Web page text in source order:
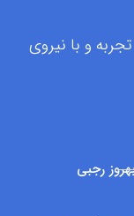
با بیش از 15 سال تجربه و با نیروی